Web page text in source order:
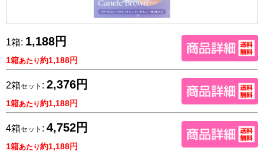
1箱: 1,188円
1箱あたり約1,188円
2箱セット : 2,376円
1箱あたり約1,188円
4箱セット : 4,752円
1箱あたり約1,188円